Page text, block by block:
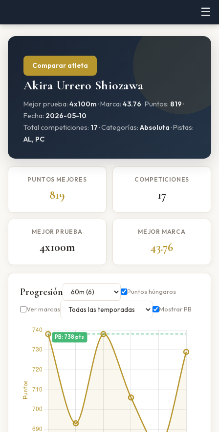
☰
Comparar atleta
Akira Urrero Shiozawa
Mejor prueba: 4x100m · Marca: 43.76 · Puntos: 819 ·
Fecha: 2026-05-10
Total competiciones: 17 · Categorías: Absoluta · Pistas:
AL, PC
PUNTOS MEJORES
819
COMPETICIONES
17
MEJOR PRUEBA
4x100m
MEJOR MARCA
43.76
Progresión Puntos húngaros
Ver marcas Mostrar PB